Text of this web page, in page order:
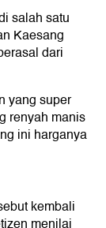
salah satu
Kaesang
dari
yang super
renyah manis
ini harganya
kembali